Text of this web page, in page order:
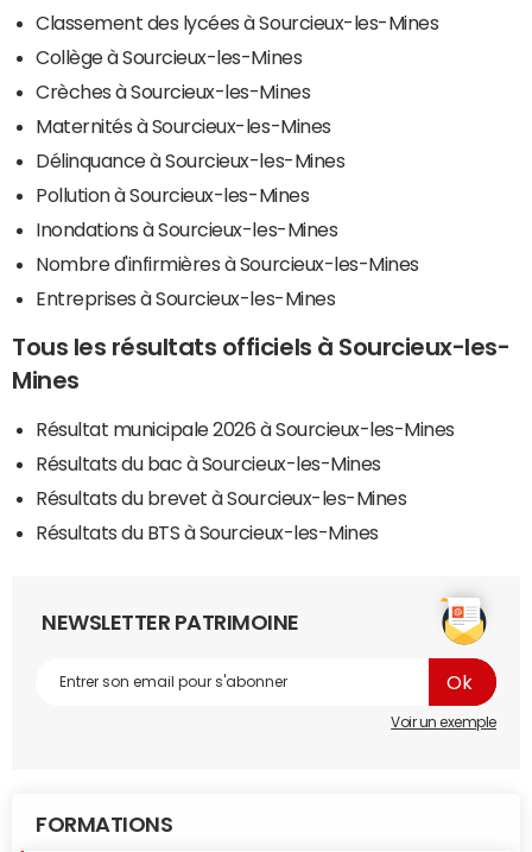
Classement des lycées à Sourcieux-les-Mines
Collège à Sourcieux-les-Mines
Crèches à Sourcieux-les-Mines
Maternités à Sourcieux-les-Mines
Délinquance à Sourcieux-les-Mines
Pollution à Sourcieux-les-Mines
Inondations à Sourcieux-les-Mines
Nombre d'infirmières à Sourcieux-les-Mines
Entreprises à Sourcieux-les-Mines
Tous les résultats officiels à Sourcieux-les-
Mines
Résultat municipale 2026 à Sourcieux-les-Mines
Résultats du bac à Sourcieux-les-Mines
Résultats du brevet à Sourcieux-les-Mines
Résultats du BTS à Sourcieux-les-Mines
NEWSLETTER PATRIMOINE
Voir un exemple
FORMATIONS